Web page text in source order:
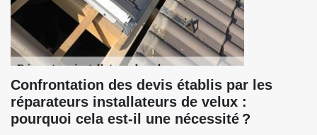
Confrontation des devis établis par les
réparateurs installateurs de velux :
pourquoi cela est-il une nécessité ?